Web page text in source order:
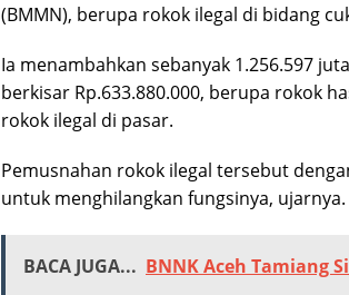
(BMMN), berupa rokok ilegal di bidang
Ia menambahkan sebanyak 1.256.597
berkisar Rp.633.880.000, berupa rokok
rokok ilegal di pasar.
Pemusnahan rokok ilegal tersebut
untuk menghilangkan fungsinya, ujarnya.
BACA JUGA... BNNK Aceh Tamiang